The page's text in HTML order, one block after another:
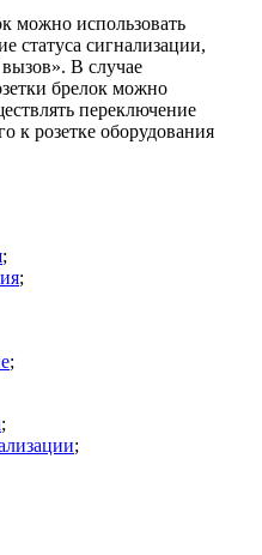
можно использовать
статуса сигнализации,
вызов». В случае
брелок можно
переключение
к розетке оборудования
;
;
;
;
;